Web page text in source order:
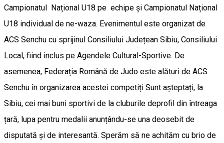
Campionatul Național U18 pe echipe și Campionatul Național
U18 individual de ne-waza. Evenimentul este organizat de
ACS Senchu cu sprijinul Consiliului Județean Sibiu, Consiliului
Local, fiind inclus pe Agendele Cultural-Sportive. De
asemenea, Federația Română de Judo este alături de ACS
Senchu în organizarea acestei competiți Sunt așteptați, la
Sibiu, cei mai buni sportivi de la cluburile deprofil din întreaga
țară, lupa pentru medalii anunțându-se una deosebit de
disputată și de interesantă. Sperăm să ne achităm cu brio de